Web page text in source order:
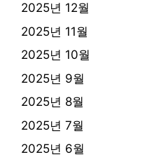
2025년 12월
2025년 11월
2025년 10월
2025년 9월
2025년 8월
2025년 7월
2025년 6월